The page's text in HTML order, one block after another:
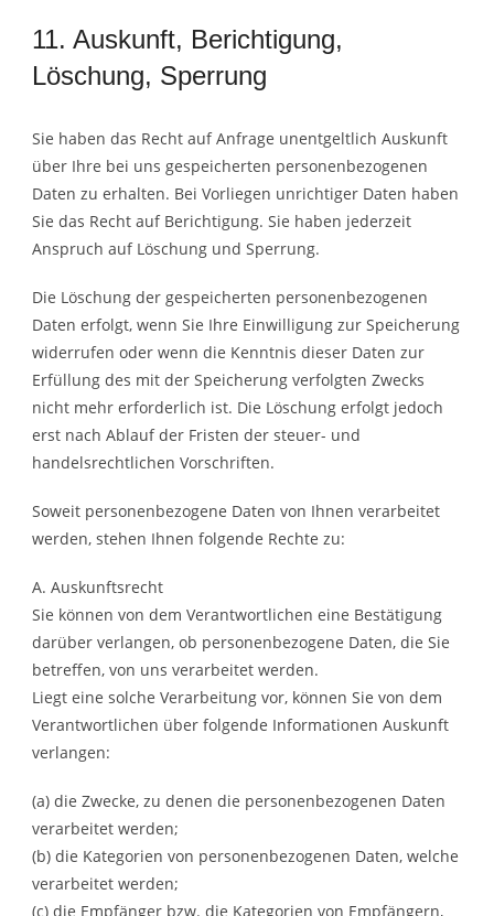
11. Auskunft, Berichtigung,
Löschung, Sperrung
Sie haben das Recht auf Anfrage unentgeltlich Auskunft
über Ihre bei uns gespeicherten personenbezogenen
Daten zu erhalten. Bei Vorliegen unrichtiger Daten haben
Sie das Recht auf Berichtigung. Sie haben jederzeit
Anspruch auf Löschung und Sperrung.
Die Löschung der gespeicherten personenbezogenen
Daten erfolgt, wenn Sie Ihre Einwilligung zur Speicherung
widerrufen oder wenn die Kenntnis dieser Daten zur
Erfüllung des mit der Speicherung verfolgten Zwecks
nicht mehr erforderlich ist. Die Löschung erfolgt jedoch
erst nach Ablauf der Fristen der steuer- und
handelsrechtlichen Vorschriften.
Soweit personenbezogene Daten von Ihnen verarbeitet
werden, stehen Ihnen folgende Rechte zu:
A. Auskunftsrecht
Sie können von dem Verantwortlichen eine Bestätigung
darüber verlangen, ob personenbezogene Daten, die Sie
betreffen, von uns verarbeitet werden.
Liegt eine solche Verarbeitung vor, können Sie von dem
Verantwortlichen über folgende Informationen Auskunft
verlangen:
(a) die Zwecke, zu denen die personenbezogenen Daten
verarbeitet werden;
(b) die Kategorien von personenbezogenen Daten, welche
verarbeitet werden;
(c) die Empfänger bzw. die Kategorien von Empfängern,